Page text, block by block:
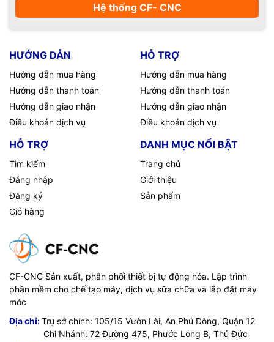
Hệ thống CF- CNC
HƯỚNG DẪN
Hướng dẫn mua hàng
Hướng dẫn thanh toán
Hướng dẫn giao nhận
Điều khoản dịch vụ
HỖ TRỢ
Hướng dẫn mua hàng
Hướng dẫn thanh toán
Hướng dẫn giao nhận
Điều khoản dịch vụ
HỖ TRỢ
Tìm kiếm
Đăng nhập
Đăng ký
Giỏ hàng
DANH MỤC NỔI BẬT
Trang chủ
Giới thiệu
Sản phẩm
CF-CNC Sản xuất, phân phối thiết bị tự động hóa. Lập trình
phần mềm cho chế tạo máy, dịch vụ sữa chữa và lắp đặt máy
móc
Địa chỉ:Trụ sở chính: 105/15 Vườn Lài, An Phú Đông, Quận 12
Chi Nhánh: 72 Đường 475, Phước Long B, Thủ Đức